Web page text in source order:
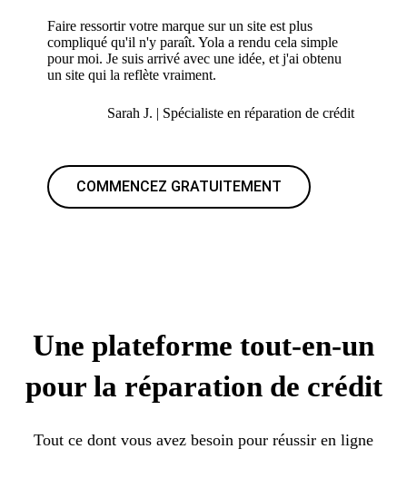
Faire ressortir votre marque sur un site est plus
compliqué qu'il n'y paraît. Yola a rendu cela simple
pour moi. Je suis arrivé avec une idée, et j'ai obtenu
un site qui la reflète vraiment.
Sarah J. | Spécialiste en réparation de crédit
COMMENCEZ GRATUITEMENT
Une plateforme tout-en-un
pour la réparation de crédit
Tout ce dont vous avez besoin pour réussir en ligne